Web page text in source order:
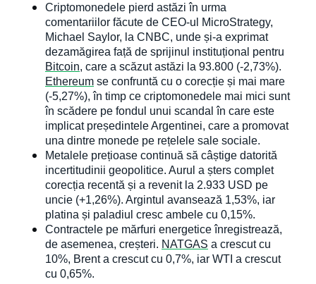
Criptomonedele pierd astăzi în urma
comentariilor făcute de CEO-ul MicroStrategy,
Michael Saylor, la CNBC, unde și-a exprimat
Bitcoin
Ethereum se confruntă cu o corecție și mai mare
(-5,27%), în timp ce criptomonedele mai mici sunt
în scădere pe fondul unui scandal în care este
implicat președintele Argentinei, care a promovat
una dintre monede pe rețelele sale sociale.
Metalele prețioase continuă să câștige datorită
incertitudinii geopolitice. Aurul a șters complet
corecția recentă și a revenit la 2.933 USD pe
uncie (+1,26%). Argintul avansează 1,53%, iar
platina și paladiul cresc ambele cu 0,15%.
Contractele pe mărfuri energetice înregistrează,
de asemenea, creșteri. NATGAS a crescut cu
10%, Brent a crescut cu 0,7%, iar WTI a crescut
cu 0,65%.